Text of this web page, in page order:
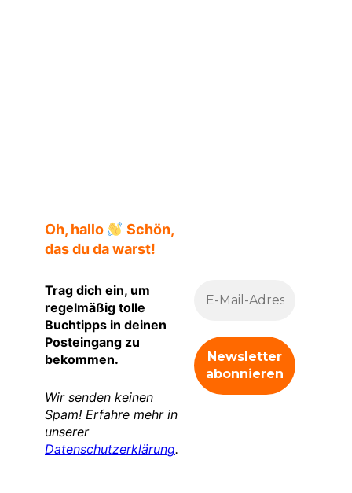
Oh, hallo
Schön,
das du da warst!
Trag dich ein, um
regelmäßig tolle
Buchtipps in deinen
Posteingang zu
bekommen.
Wir senden keinen
Spam! Erfahre mehr in
unserer
Datenschutzerklärung.